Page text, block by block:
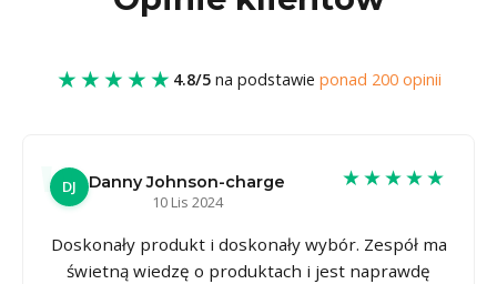
★★★★★ 4.8/5na podstawie ponad 200 opinii
DJ
Danny Johnson-charge
10 Lis 2024
★★★★★
Doskonały produkt i doskonały wybór. Zespół ma
świetną wiedzę o produktach i jest naprawdę